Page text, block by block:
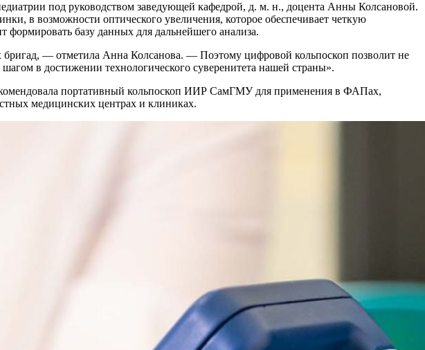
под руководством заведующей кафедрой, д. м. н., доцента Анны Колсановой.
в возможности оптического увеличения, которое обеспечивает четкую
базу данных для дальнейшего анализа.
— отметила Анна Колсанова. — Поэтому цифровой кольпоскоп позволит не
в достижении технологического суверенитета нашей страны».
портативный кольпоскоп ИИР СамГМУ для применения в ФАПах,
медицинских центрах и клиниках.